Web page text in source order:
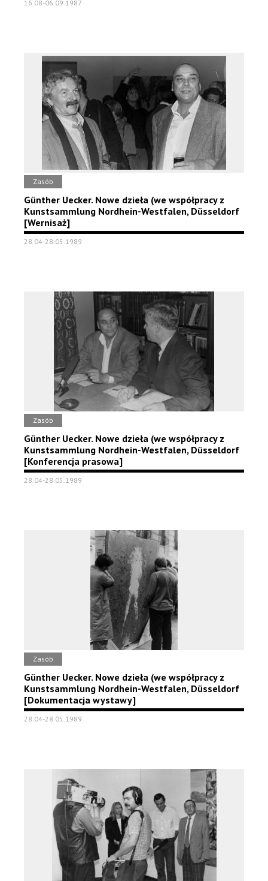
16.08-06.09.1987
Zasób
Günther Uecker. Nowe dzieła (we współpracy z
Kunstsammlung Nordhein-Westfalen, Düsseldorf
[Wernisaż]
28.04-28.05.1989
Zasób
Günther Uecker. Nowe dzieła (we współpracy z
Kunstsammlung Nordhein-Westfalen, Düsseldorf
[Konferencja prasowa]
28.04-28.05.1989
Zasób
Günther Uecker. Nowe dzieła (we współpracy z
Kunstsammlung Nordhein-Westfalen, Düsseldorf
[Dokumentacja wystawy]
28.04-28.05.1989